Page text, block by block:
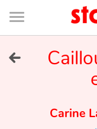
Connexion
Bibliothèque
de
page
Try for freeCarine